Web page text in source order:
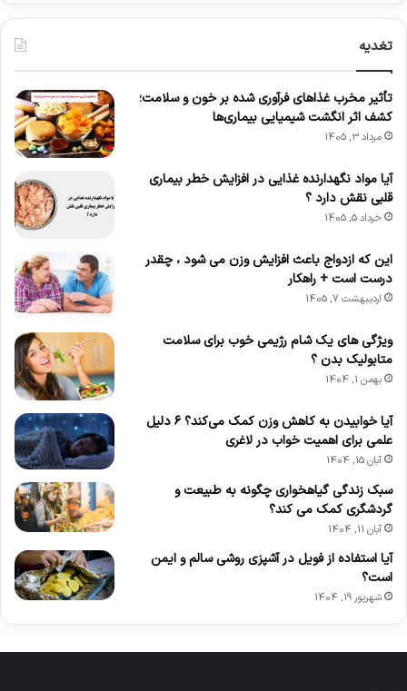
تغدیه
تأثیر مخرب غذاهای فرآوری شده بر خون و سلامت؛
کشف اثر انگشت شیمیایی بیماری‌ها
مرداد 3, 1405
آیا مواد نگهدارنده غذایی در افزایش خطر بیماری
قلبی نقش دارد ؟
خرداد 5, 1405
این که ازدواج باعث افزایش وزن می‌ شود ، چقدر
درست است + راهکار
اردیبهشت 7, 1405
ویژگی های یک شام رژیمی خوب برای سلامت
متابولیک بدن ؟
بهمن 1, 1404
آیا خوابیدن به کاهش وزن کمک می‌کند؟ ۶ دلیل
علمی برای اهمیت خواب در لاغری
آبان 15, 1404
سبک زندگی گیاهخواری چگونه به طبیعت و
گردشگری کمک می کند؟
آبان 11, 1404
آیا استفاده از فویل در آشپزی روشی سالم و ایمن
است؟
شهریور 19, 1404